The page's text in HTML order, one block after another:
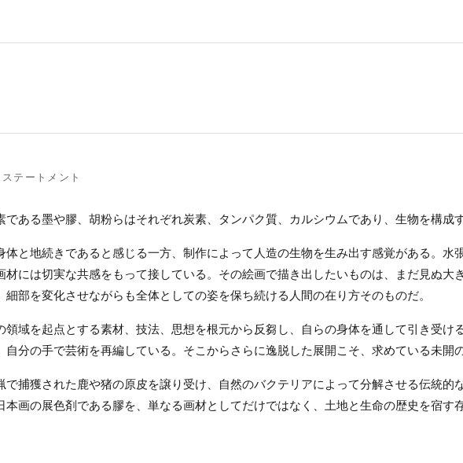
テートメント
である墨や膠、胡粉らはそれぞれ炭素、タンパク質、カルシウムであり、生物を構成
体と地続きであると感じる一方、制作によって人造の生物を生み出す感覚がある。水
材には切実な共感をもって接している。その絵画で描き出したいものは、まだ見ぬ大
細部を変化させながらも全体としての姿を保ち続ける人間の在り方そのものだ。
領域を起点とする素材、技法、思想を根元から反芻し、自らの身体を通して引き受け
自分の手で芸術を再編している。そこからさらに逸脱した展開こそ、求めている未開の
で捕獲された鹿や猪の原皮を譲り受け、自然のバクテリアによって分解させる伝統的
本画の展色剤である膠を、単なる画材としてだけではなく、土地と生命の歴史を宿す